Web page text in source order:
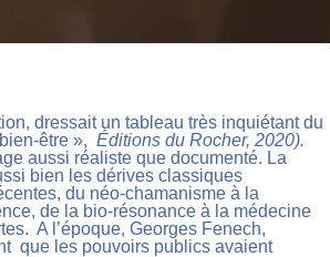
dressait un tableau très inquiétant du
être »,Éditions du Rocher, 2020).
aussi réaliste que documenté. La
bien les dérives classiques
du néo-chamanisme à la
de la bio-résonance à la médecine
A l’époque, Georges Fenech,
que les pouvoirs publics avaient